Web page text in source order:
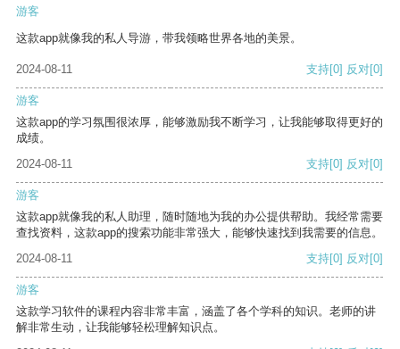
游客
这款app就像我的私人导游，带我领略世界各地的美景。
2024-08-11 支持[0] 反对[0]
游客
这款app的学习氛围很浓厚，能够激励我不断学习，让我能够取得更好的
成绩。
2024-08-11
支持[0] 反对[0]
游客
这款app就像我的私人助理，随时随地为我的办公提供帮助。我经常需要
查找资料，这款app的搜索功能非常强大，能够快速找到我需要的信息。
2024-08-11
支持[0] 反对[0]
游客
这款学习软件的课程内容非常丰富，涵盖了各个学科的知识。老师的讲
解非常生动，让我能够轻松理解知识点。